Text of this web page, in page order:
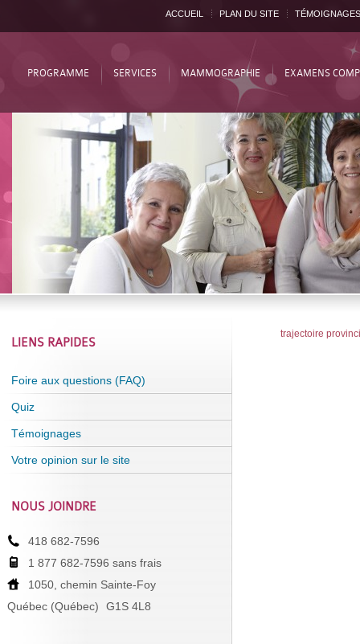
ACCUEIL PLAN DU SITE TÉMOIGNAGES
PROGRAMME SERVICES MAMMOGRAPHIE EXAMENS
trajectoire
LIENS RAPIDES
Foire aux questions (FAQ)
Quiz
Témoignages
Votre opinion sur le site
NOUS JOINDRE
418 682-7596
1 877 682-7596 sans frais
1050, chemin Sainte-Foy
Québec (Québec)
G1S 4L8